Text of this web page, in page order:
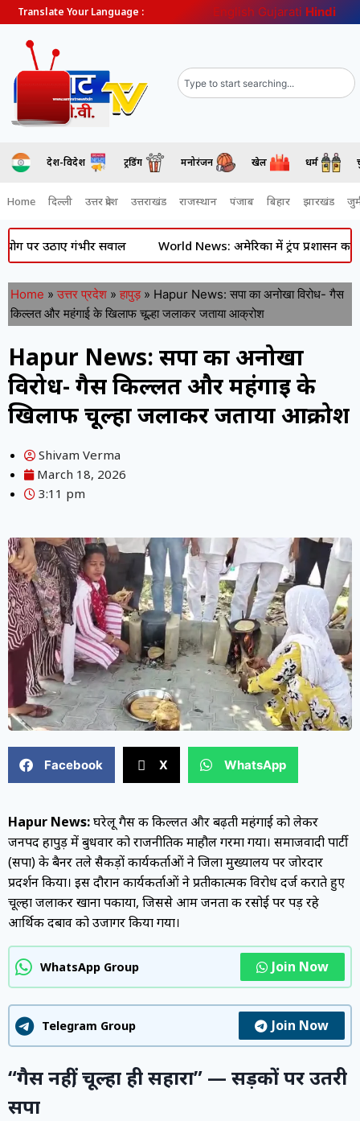
Translate Your Language : English Gujarati Hindi
देश-विदेश ट्रेंडिंग मनोरंजन खेल धर्म
Home दिल्ली उत्तर प्रदेश उत्तराखंड राजस्थान पंजाब बिहार झारखंड
गंभीर सवाल World News: अमेरिका में ट्रंप प्रशासन का बड़ा
Home » उत्तर प्रदेश » हापुड़ » Hapur News: सपा का अनोखा विरोध- गैस
किल्लत और महंगाई के खिलाफ चूल्हा जलाकर जताया आक्रोश
Hapur News: सपा का अनोखा
विरोध- गैस किल्लत और महंगाई के
खिलाफ चूल्हा जलाकर जताया आक्रोश
Shivam Verma
March 18, 2026
3:11 pm
Facebook X WhatsApp
Hapur News:घरेलू गैस की किल्लत और बढ़ती महंगाई को लेकर
जनपद हापुड़ में बुधवार को राजनीतिक माहौल गरमा गया। समाजवादी पार्टी
(सपा) के बैनर तले सैकड़ों कार्यकर्ताओं ने जिला मुख्यालय पर जोरदार
प्रदर्शन किया। इस दौरान कार्यकर्ताओं ने प्रतीकात्मक विरोध दर्ज कराते हुए
चूल्हा जलाकर खाना पकाया, जिससे आम जनता की रसोई पर पड़ रहे
आर्थिक दबाव को उजागर किया गया।
WhatsApp Group Join Now
Telegram Group Join Now
“गैस नहीं, चूल्हा ही सहारा” — सड़कों पर उतरी
सपा